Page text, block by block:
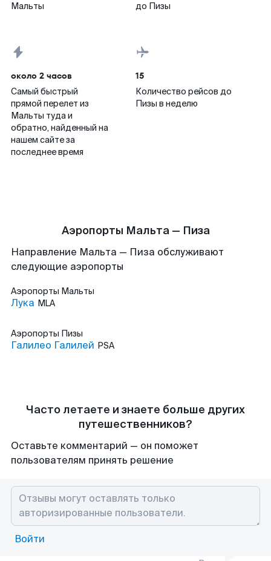
Мальты
до Пизы
около 2 часов
Самый быстрый
прямой перелет из
Мальты туда и
обратно, найденный на
нашем сайте за
последнее время
15
Количество рейсов до
Пизы в неделю
Аэропорты Мальта — Пиза
Направление Мальта — Пиза обслуживают
следующие аэропорты
Аэропорты Мальты
Лука MLA
Аэропорты Пизы
Галилео Галилей PSA
Часто летаете и знаете больше других
путешественников?
Оставьте комментарий — он поможет
пользователям принять решение
Войти